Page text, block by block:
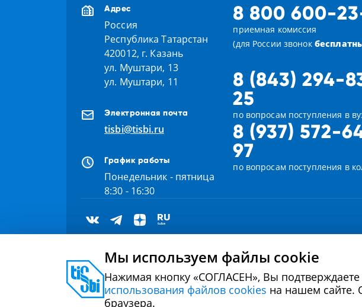
Адрес
Россия
Республика Татарстан
420012, г. Казань
ул. Муштари, 13
ул. Муштари, 11
Электронная почта
tisbi@tisbi.ru
График работы
Понедельник - пятница
8:30 - 16:30
8 800 600-
приемная комиссия
(для России звонок
8 (843) 294-
25
по вопросам поступления в
8 (937) 572-
97
по вопросам поступления в
2000 - 2026 © Университет управления «ТИСБИ»
Политика в отношении
Мы используем файлы cookie
Нажимая кнопку «СОГЛАСЕН», Вы
использования файлов cookies на нашем сайте.
браузера.